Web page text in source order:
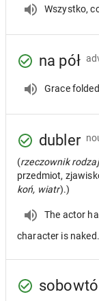
Wszystko,
na pół
Grace
dubler
(rzeczownik
przedmiot,
koń, wiatr).)
The actor
character is naked.